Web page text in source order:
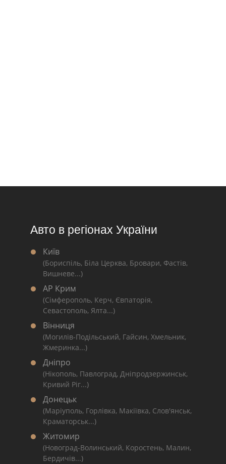
Авто в регіонах України
Київ
(Бориспіль, Біла Церква, Бровари, Фастів,
Вишневе...)
АР Крим
(Сімферополь, Керч, Євпаторія,
Севастополь, Ялта...)
Вінниця
(Могилів-Подільський, Гайсин, Хмельник,
Жмеринка...)
Дніпро
(Нікополь, Павлоград, Дніпродзержинськ,
Кривий Ріг...)
Донецьк
(Маріуполь, Горлівка, Макіївка, Слов'янськ,
Краматорськ...)
Житомир
(Новоград-Волинський, Коростень, Малин,
Бердичів...)